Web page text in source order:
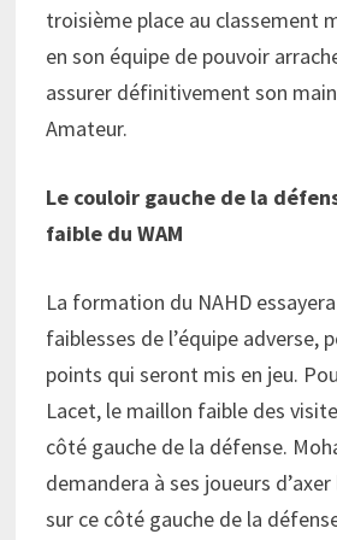
troisième place au classement
en son équipe de pouvoir
assurer définitivement son
Amateur.
Le couloir gauche de la
faible du WAM
La formation du NAHD
faiblesses de l’équipe adverse,
points qui seront mis en jeu.
Lacet, le maillon faible des
côté gauche de la défense.
demandera à ses joueurs
sur ce côté gauche de la